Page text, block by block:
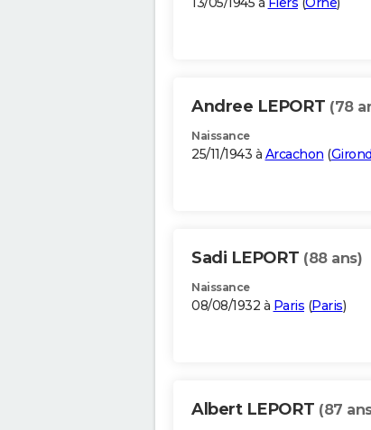
Andree LEPORT (78
Naissance
25/11/1943 à Arcachon (
Sadi LEPORT (88 ans)
Naissance
08/08/1932 à Paris (Paris)
Albert LEPORT (87